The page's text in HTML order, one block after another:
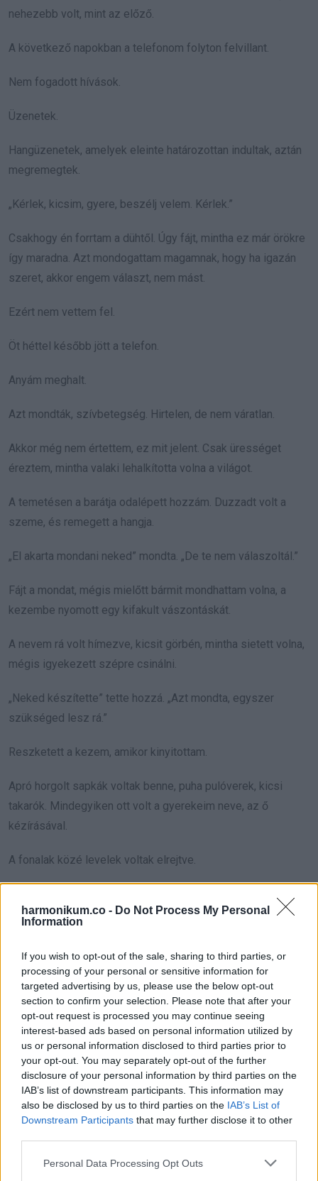
harmonikum.co - Do Not Process My Personal
Information
If you wish to opt-out of the sale, sharing to third parties, or
processing of your personal or sensitive information for
targeted advertising by us, please use the below opt-out
section to confirm your selection. Please note that after your
opt-out request is processed you may continue seeing
interest-based ads based on personal information utilized by
us or personal information disclosed to third parties prior to
your opt-out. You may separately opt-out of the further
disclosure of your personal information by third parties on the
IAB’s list of downstream participants. This information may
also be disclosed by us to third parties on the IAB’s List of
Downstream Participants that may further disclose it to other
Please note that this website/app uses one or more Google
Personal Data Processing Opt Outs
nehezebb volt, mint az előző.
A következő napokban a telefonom folyton felvillant.
Nem fogadott hívások.
Üzenetek.
Hangüzenetek, amelyek eleinte határozottan indultak, aztán
megremegtek.
„Kérlek, kicsim, gyere, beszélj velem. Kérlek.”
Csakhogy én forrtam a dühtől. Úgy fájt, mintha ez már örökre
így maradna. Azt mondogattam magamnak, hogy ha igazán
szeret, akkor engem választ, nem mást.
Ezért nem vettem fel.
Öt héttel később jött a telefon.
Anyám meghalt.
Azt mondták, szívbetegség. Hirtelen, de nem váratlan.
Akkor még nem értettem, ez mit jelent. Csak ürességet
éreztem, mintha valaki lehalkította volna a világot.
A temetésen a barátja odalépett hozzám. Duzzadt volt a
szeme, és remegett a hangja.
„El akarta mondani neked” mondta. „De te nem válaszoltál.”
Fájt a mondat, mégis mielőtt bármit mondhattam volna, a
kezembe nyomott egy kifakult vászontáskát.
A nevem rá volt hímezve, kicsit görbén, mintha sietett volna,
mégis igyekezett szépre csinálni.
„Neked készítette” tette hozzá. „Azt mondta, egyszer
szükséged lesz rá.”
Reszketett a kezem, amikor kinyitottam.
Apró horgolt sapkák voltak benne, puha pulóverek, kicsi
takarók. Mindegyiken ott volt a gyerekeim neve, az ő
kézírásával.
A fonalak közé levelek voltak elrejtve.
Vékony papír, itt-ott elmaszatolódott tinta.
A diagnózisáról írt.
Arról, hogy hónapok óta tudta, a szíve feladja. Az orvosok
heteket mondtak, nem éveket.
Azt is leírta, miért hallgatott. Nem akarta, hogy a kórházi
szobák legyenek az utolsó közös emlékeim. Nem akarta,
hogy a gyerekeknek a csövek és a félelem jusson róla
eszébe.
„Azt szeretném, ha a nevetésemre emlékeznél” írta. „A
vasárnap reggelekre a konyhában. Arra, ahogy táncoltam